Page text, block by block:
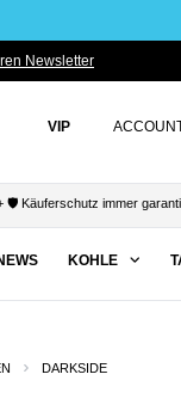
Newsletter
VIP
immer
KOHLE
DARKSIDE